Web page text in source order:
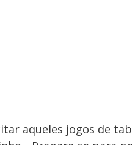
aqueles jogos de